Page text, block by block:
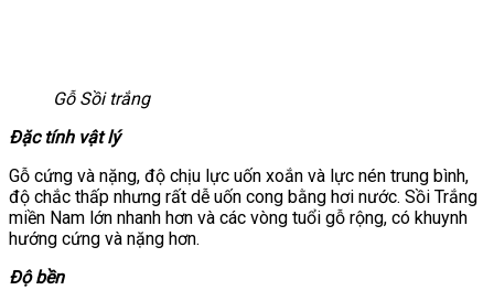
Gỗ Sồi trắng
Đặc tính vật lý
Gỗ cứng và nặng, độ chịu lực uốn xoắn và lực nén trung bình,
độ chắc thấp nhưng rất dễ uốn cong bằng hơi nước. Sồi Trắng
miền Nam lớn nhanh hơn và các vòng tuổi gỗ rộng, có khuynh
hướng cứng và nặng hơn.
Độ bền